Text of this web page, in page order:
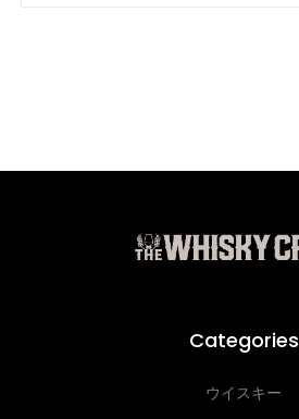
Categories
ウイスキー